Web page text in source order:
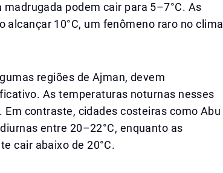
podem cair para 5–7°C. As
10°C, um fenômeno raro no clima
regiões de Ajman, devem
As temperaturas noturnas nesses
Em contraste, cidades costeiras como Abu
entre 20–22°C, enquanto as
cair abaixo de 20°C.